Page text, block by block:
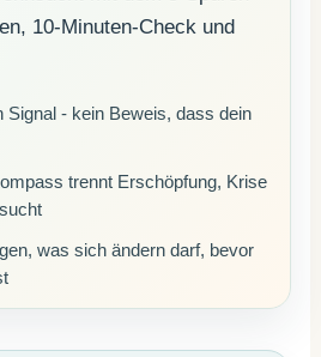
10-Minuten-Check und
Signal - kein Beweis, dass dein
trennt Erschöpfung, Krise
was sich ändern darf, bevor